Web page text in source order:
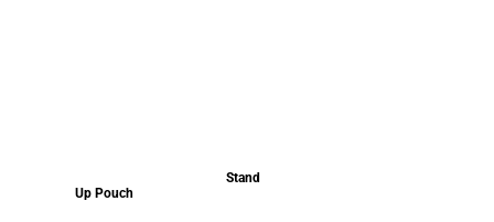
Stand
Up Pouch